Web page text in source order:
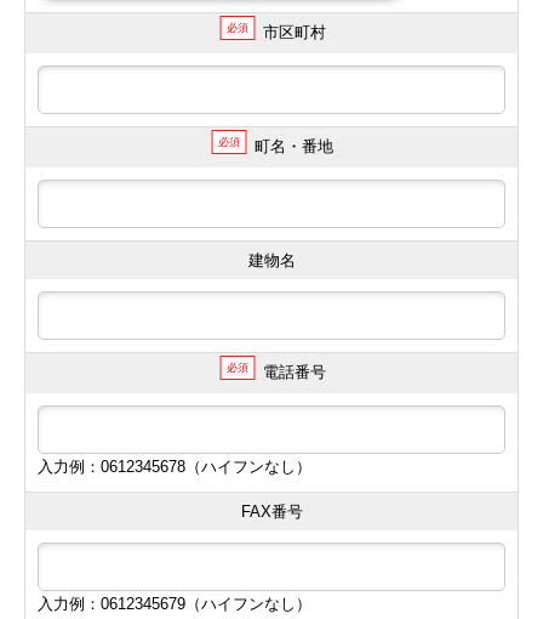
必須 市区町村
必須 町名・番地
建物名
必須 電話番号
入力例：0612345678（ハイフンなし）
FAX番号
入力例：0612345679（ハイフンなし）